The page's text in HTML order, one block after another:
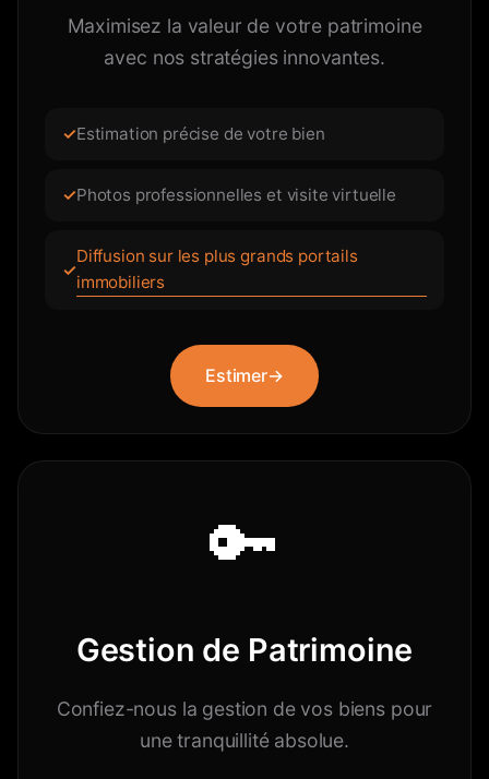
Maximisez la valeur de votre patrimoine
avec nos stratégies innovantes.
Estimation précise de votre bien
Photos professionnelles et visite virtuelle
Diffusion sur les plus grands portails
immobiliers
Estimer→
🔑
Gestion de Patrimoine
Confiez-nous la gestion de vos biens pour
une tranquillité absolue.